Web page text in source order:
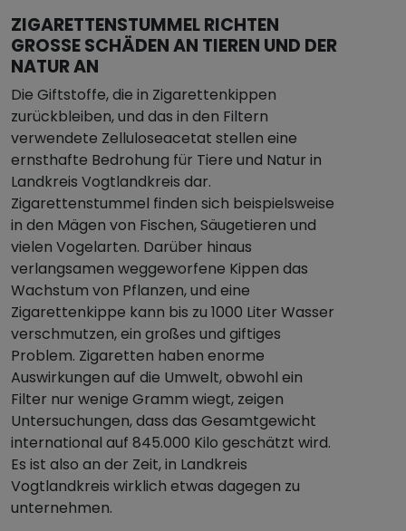
ZIGARETTENSTUMMEL RICHTEN
GROSSE SCHÄDEN AN TIEREN UND DER N
ATUR AN
Die Giftstoffe, die in Zigarettenkippen
zurückbleiben, und das in den Filtern
verwendete Zelluloseacetat stellen eine
ernsthafte Bedrohung für Tiere und Natur in
Landkreis Vogtlandkreis dar.
Zigarettenstummel finden sich beispielsweise
in den Mägen von Fischen, Säugetieren und
vielen Vogelarten. Darüber hinaus
verlangsamen weggeworfene Kippen das
Wachstum von Pflanzen, und eine
Zigarettenkippe kann bis zu 1000 Liter Wasser
verschmutzen, ein großes und giftiges
Problem. Zigaretten haben enorme
Auswirkungen auf die Umwelt, obwohl ein
Filter nur wenige Gramm wiegt, zeigen
Untersuchungen, dass das Gesamtgewicht
international auf 845.000 Kilo geschätzt wird.
Es ist also an der Zeit, in Landkreis
Vogtlandkreis wirklich etwas dagegen zu
unternehmen.